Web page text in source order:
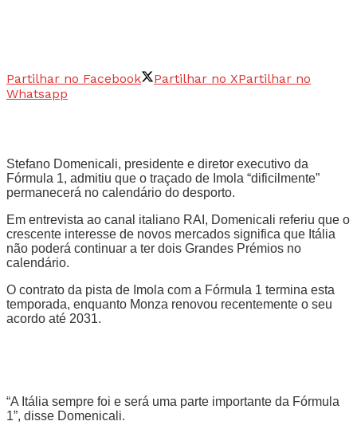
Partilhar no Facebook Partilhar no XPartilhar no
Whatsapp
Stefano Domenicali, presidente e diretor executivo da
Fórmula 1, admitiu que o traçado de Imola “dificilmente”
permanecerá no calendário do desporto.
Em entrevista ao canal italiano RAI, Domenicali referiu que o
crescente interesse de novos mercados significa que Itália
não poderá continuar a ter dois Grandes Prémios no
calendário.
O contrato da pista de Imola com a Fórmula 1 termina esta
temporada, enquanto Monza renovou recentemente o seu
acordo até 2031.
“A Itália sempre foi e será uma parte importante da Fórmula
1”, disse Domenicali.